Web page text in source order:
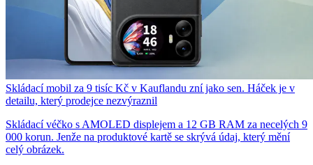
Skládací mobil za 9 tisíc Kč v Kauflandu zní jako sen. Háček je v
detailu, který prodejce nezvýraznil
Skládací véčko s AMOLED displejem a 12 GB RAM za necelých 9
000 korun. Jenže na produktové kartě se skrývá údaj, který mění
celý obrázek.